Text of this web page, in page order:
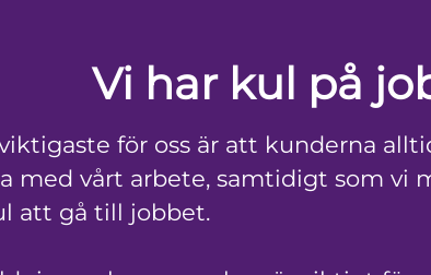
Vi har kul på
för oss är att kunderna
med vårt arbete, samtidigt som vi
att gå till jobbet.